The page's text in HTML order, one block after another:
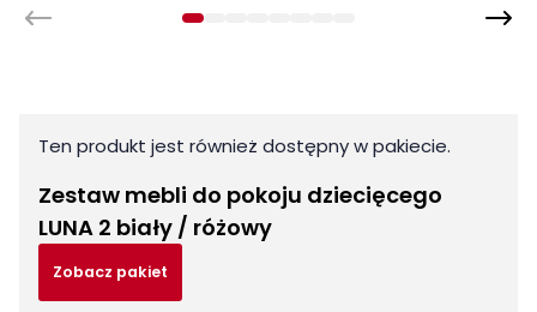
Ten produkt jest również dostępny w pakiecie.
Zestaw mebli do pokoju dziecięcego
LUNA 2 biały / różowy
Zobacz pakiet